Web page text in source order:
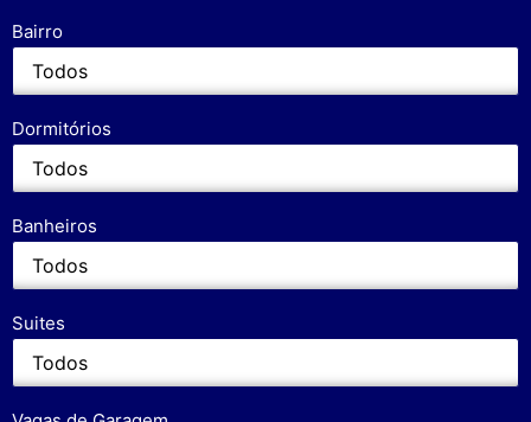
Bairro
Dormitórios
Banheiros
Suites